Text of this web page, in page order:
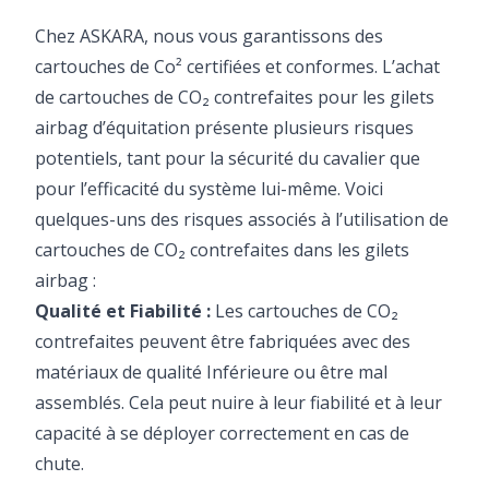
Chez ASKARA, nous vous garantissons des
cartouches de Co² certifiées et conformes. L’achat
de cartouches de CO₂ contrefaites pour les gilets
airbag d’équitation présente plusieurs risques
potentiels, tant pour la sécurité du cavalier que
pour l’efficacité du système lui-même. Voici
quelques-uns des risques associés à l’utilisation de
cartouches de CO₂ contrefaites dans les gilets
airbag :
Qualité et Fiabilité : Les cartouches de CO₂
contrefaites peuvent être fabriquées avec des
matériaux de qualité Inférieure ou être mal
assemblés. Cela peut nuire à leur fiabilité et à leur
capacité à se déployer correctement en cas de
chute.